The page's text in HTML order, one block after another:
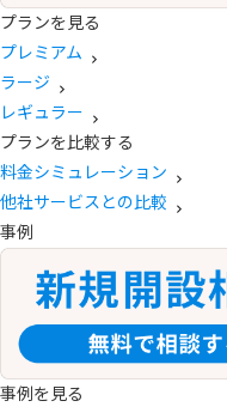
プランを見る
プレミアム
ラージ
レギュラー
プランを比較する
料金シミュレーション
他社サービスとの比較
事例
事例を見る